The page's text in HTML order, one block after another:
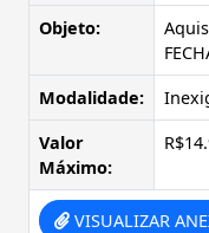
Objeto:
Modalidade:
Valor
Máximo:
VISUALIZAR